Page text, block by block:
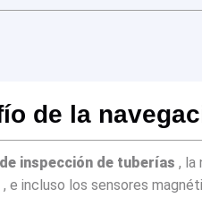
de la
inspección de tuberías , la
, e incluso los sensores